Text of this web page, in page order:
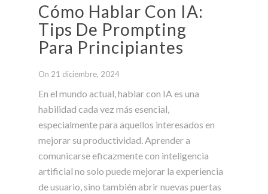
Cómo Hablar Con IA:
Tips De Prompting
Para Principiantes
On 21 diciembre, 2024
En el mundo actual, hablar con IA es una
habilidad cada vez más esencial,
especialmente para aquellos interesados en
mejorar su productividad. Aprender a
comunicarse eficazmente con inteligencia
artificial no solo puede mejorar la experiencia
de usuario, sino también abrir nuevas puertas